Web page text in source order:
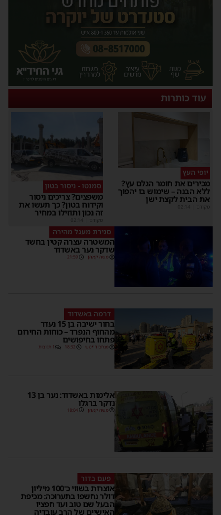
עוד כותרות
יופי העץ
מכירים את חומר הגלם עץ?
ללא הבנה – שימוש בו יהפוך
את הבית לקצת ישן
מקודם
סמנטו - ניסור בטון
משפצים? צריכים ניסור
וקידוח בטון? כך תעשו את
זה נכון ותוזילו במחיר
מקודם
סגירת מעגל מהירה
המשטרה עצרה קטין בחשד
שדקר נער באשדוד
משה קאהן 21:59
דרמה באשדוד
בחור ישיבה בן 15 נעדר
מהחוף הנפרד – כוחות החירום
פתחו בחיפושים
מנחם דויטש 18:32 1 תגובות
אלימות באשדוד: נער בן 13
נדקר ברגלו
משה קאהן 18:04
פעם בדור
אוצרות בשווי כ־100 מיליון
דולר נחשפו בתערוכה: מכיפת
הבעל שם טוב ועד חפציו
האישיים של הרב עובדיה